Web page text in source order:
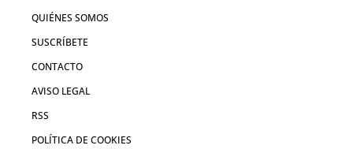
QUIÉNES SOMOS
SUSCRÍBETE
CONTACTO
AVISO LEGAL
RSS
POLÍTICA DE COOKIES